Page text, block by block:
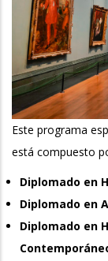
Este programa
está compuesto
Diplomado en
Diplomado en
Diplomado en